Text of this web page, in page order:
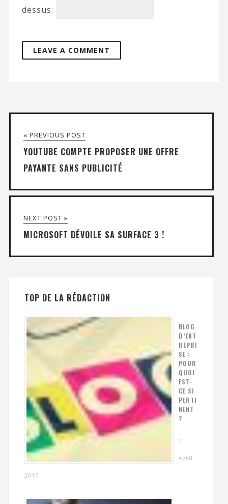
dessus:
« PREVIOUS POST
YOUTUBE COMPTE PROPOSER UNE OFFRE
PAYANTE SANS PUBLICITÉ
NEXT POST »
MICROSOFT DÉVOILE SA SURFACE 3 !
TOP DE LA RÉDACTION
BLOG
D’ENT
REPRI
SE :
POUR
QUOI
EST-
CE SI
PERTI
NENT
?
7
avril
2017